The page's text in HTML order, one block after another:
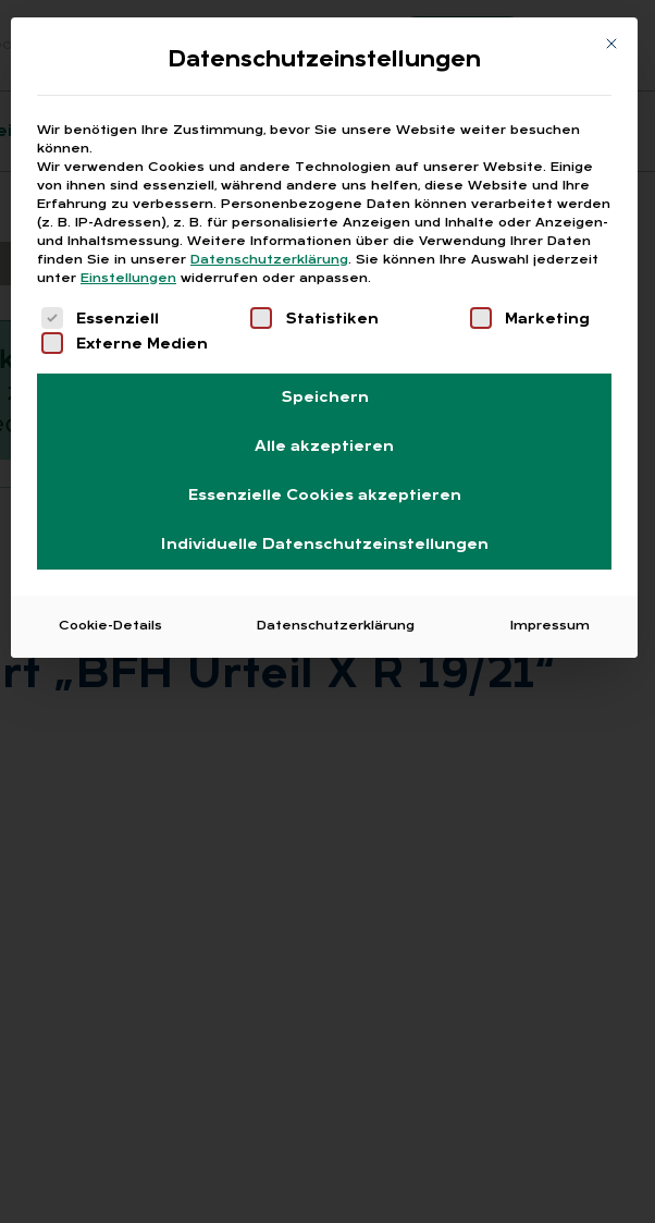
Suchen
Registrierung
Fragen aus den ARGEn Printausgaben
„BFH Ur­teil X R 19/21“
Mit
Datenschutzeinstellungen
Wir benötigen Ihre Zustimmung, bevor Sie unsere Website weiter besuchen
können.
Wir verwenden Cookies und andere Technologien auf unserer Website. Einige
von ihnen sind essenziell, während andere uns helfen, diese Website und Ihre
Erfahrung zu verbessern. Personenbezogene Daten können verarbeitet werden
(z. B. IP-Adressen), z. B. für personalisierte Anzeigen und Inhalte oder Anzeigen-
und Inhaltsmessung. Weitere Informationen über die Verwendung Ihrer Daten
finden Sie in unserer Datenschutzerklärung. Sie können Ihre Auswahl jederzeit
unter Einstellungen widerrufen oder anpassen.
Es folgt eine Liste der Service-Gruppen, für die eine
Essenziell Statistiken
Marketing
Externe Medien
Speichern
Alle akzeptieren
Essenzielle Cookies akzeptieren
Individuelle Datenschutzeinstellungen
Cookie-Details Datenschutzerklärung Impressum